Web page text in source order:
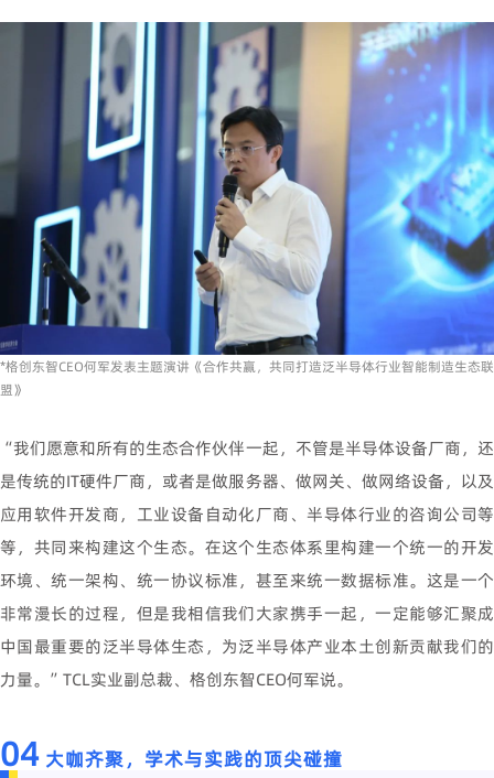
*格创东智CEO何军发表主题演讲《合作共赢，共同打造泛半导体行业智能制造生态联
盟》
“我们愿意和所有的生态合作伙伴一起，不管是半导体设备厂商，还
是传统的IT硬件厂商，或者是做服务器、做网关、做网络设备，以及
应用软件开发商，工业设备自动化厂商、半导体行业的咨询公司等
等，共同来构建这个生态。在这个生态体系里构建一个统一的开发
环境、统一架构、统一协议标准，甚至来统一数据标准。这是一个
非常漫长的过程，但是我相信我们大家携手一起，一定能够汇聚成
中国最重要的泛半导体生态，为泛半导体产业本土创新贡献我们的
力量。”TCL实业副总裁、格创东智CEO何军说。
04 大咖齐聚，学术与实践的顶尖碰撞